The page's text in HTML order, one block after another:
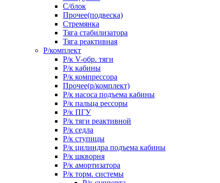
С/блок
Прочее(подвеска)
Стремянка
Тяга стабилизатора
Тяга реактивная
Р/комплект
Р/к V-обр. тяги
Р/к кабины
Р/к компрессора
Прочее(р/комплект)
Р/к насоса подъема кабины
Р/к пальца рессоры
Р/к ПГУ
Р/к тяги реактивной
Р/к седла
Р/к ступицы
Р/к цилиндра подъема кабины
Р/к шкворня
Р/к амортизатора
Р/к торм. системы